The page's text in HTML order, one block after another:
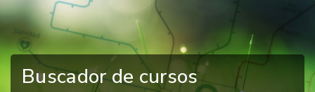
Buscador de cursos